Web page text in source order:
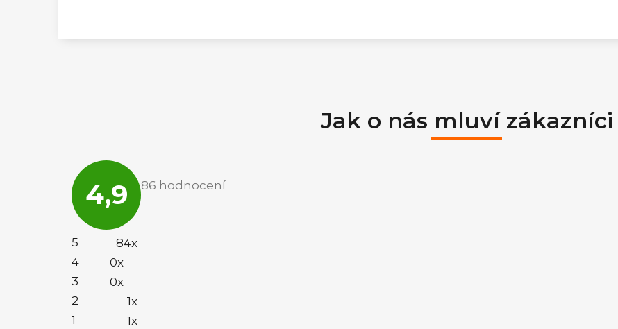
Jak o nás mluví zákazníci
4,9
obchodu
je
86 hodnocení
5
84x
4
0x
3
0x
2
1x
1
1x